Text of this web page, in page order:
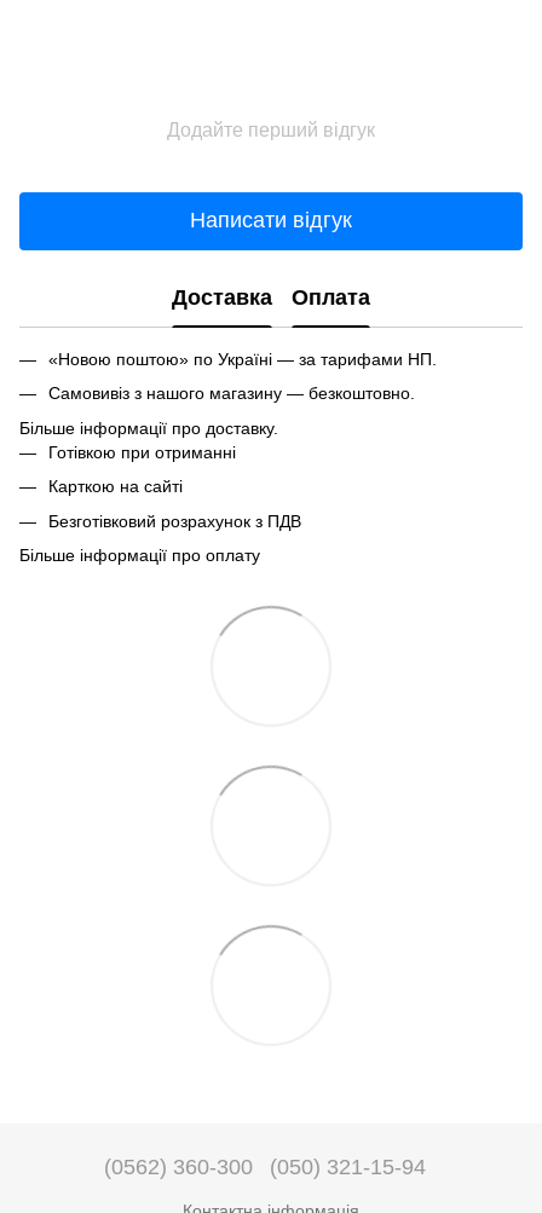
Додайте перший відгук
Написати відгук
Доставка Оплата
«Новою поштою» по Україні — за тарифами НП.
Самовивіз з нашого магазину — безкоштовно.
Більше інформації про доставку.
Готівкою при отриманні
Карткою на сайті
Безготівковий розрахунок з ПДВ
Більше інформації про оплату
(0562) 360-300 (050) 321-15-94